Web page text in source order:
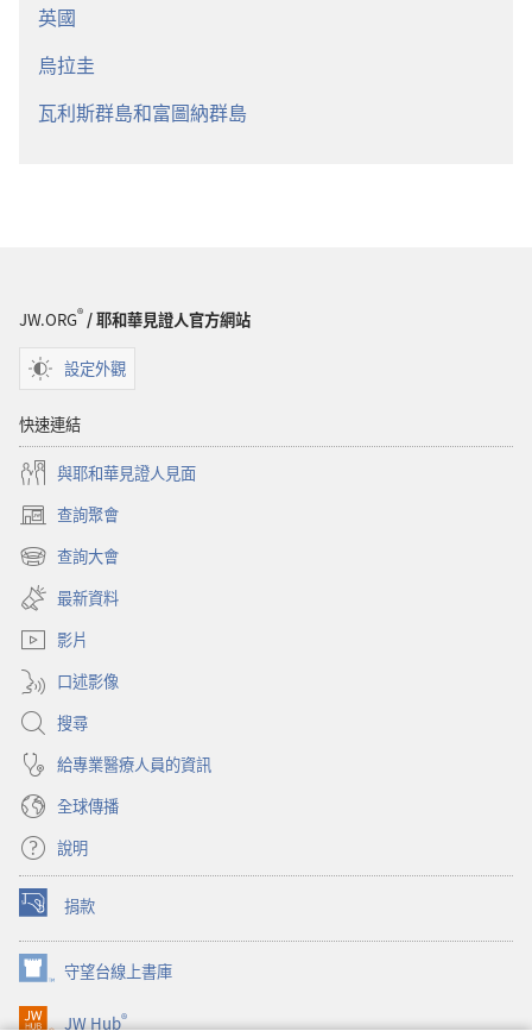
英國
烏拉圭
瓦利斯群島和富圖納群島
JW.ORG®/ 耶和華見證人官方網站
設定外觀
快速連結
與耶和華見證人見面
查詢聚會
（開
啟
新
視
窗）
查詢大會
（開
啟
新
視
最新資料
影片
口述影像
搜尋
給專業醫療人員的資訊
全球傳播
說明
捐款
（開
啟
新
視
窗）
守望台線上書庫
（開
啟
JW Hub®